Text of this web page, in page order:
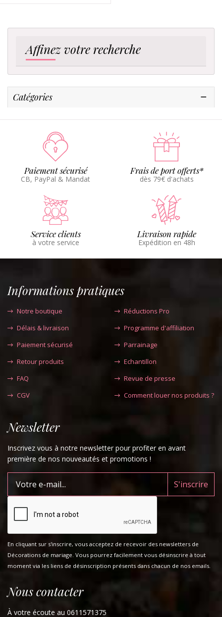
Affinez votre recherche
Catégories
Paiement sécurisé
CB, PayPal & Mandat
Frais de port offerts*
dès 79€ d'achats
Service clients
à votre service
Livraison rapide
Expédition en 48h
Informations pratiques
Notre boutique
Délais & livraison
Paiement sécurisé
Retour produits
FAQ
CGV
Réductions Pro
Programme d'affiliation
Parrainage
Echantillon
Revue de presse
Comment louer nos produits ?
Newsletter
Inscrivez vous à notre newsletter pour profiter en avant
première de nos nouveautés et promotions !
En cliquant sur s'inscrire, vous acceptez de recevoir des newsletters de
Décorations de mariage. Vous pourrez facilement vous désinscrire à tout
moment via les liens de désinscription présents dans chacun de nos emails.
Nous contacter
À votre écoute au 0611571375